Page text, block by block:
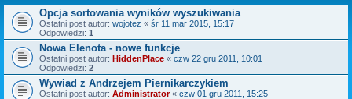
Opcja sortowania wyników wyszukiwania
Ostatni post autor: wojotez « śr 11 mar 2015, 15:17
Odpowiedzi: 1
Nowa Elenota - nowe funkcje
Ostatni post autor: HiddenPlace « czw 22 gru 2011, 10:01
Odpowiedzi: 2
Wywiad z Andrzejem Piernikarczykiem
Ostatni post autor: Administrator« czw 01 gru 2011, 15:25